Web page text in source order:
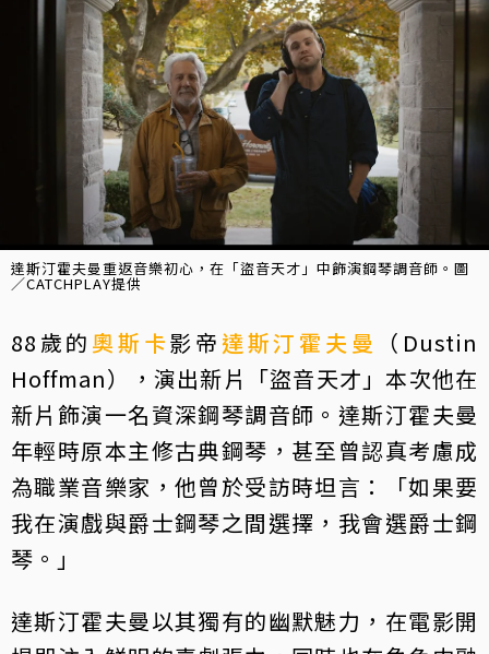
達斯汀霍夫曼重返音樂初心，在「盜音天才」中飾演鋼琴調音師。圖
／CATCHPLAY提供
88歲的 奧斯卡影帝達斯汀霍夫曼
（Dustin
Hoffman），演出新片「盜音天才」本次他在
新片飾演一名資深鋼琴調音師。達斯汀霍夫曼
年輕時原本主修古典鋼琴，甚至曾認真考慮成
為職業音樂家，他曾於受訪時坦言：「如果要
我在演戲與爵士鋼琴之間選擇，我會選爵士鋼
琴。」
達斯汀霍夫曼以其獨有的幽默魅力，在電影開